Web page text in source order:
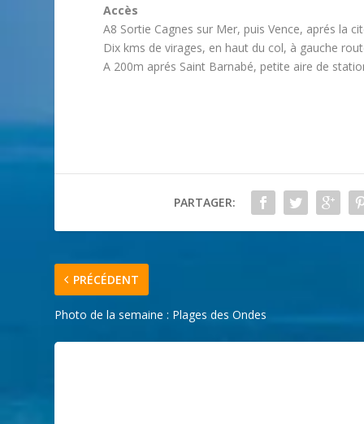
Accès
A8 Sortie Cagnes sur Mer, puis Vence, aprés la
Dix kms de virages, en haut du col, à gauche
A 200m aprés Saint Barnabé, petite aire de
PARTAGER:
PRÉCÉDENT
Photo de la semaine : Plages des Ondes